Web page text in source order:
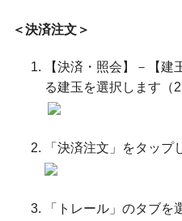
＜決済注文＞
【決済・照会】－【
る建玉を選択します（2
「決済注文」をタップ
「トレール」のタブ